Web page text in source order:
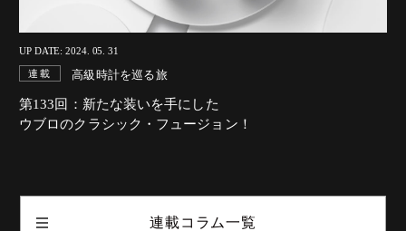
UP DATE: 2024. 05. 31
連載 高級時計を巡る旅
第133回：新たな装いを手にした
ウブロのクラシック・フュージョン！
連載コラム一覧